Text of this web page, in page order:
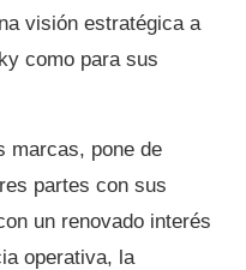
visión estratégica a
como para sus
marcas, pone de
partes con sus
un renovado interés
operativa, la